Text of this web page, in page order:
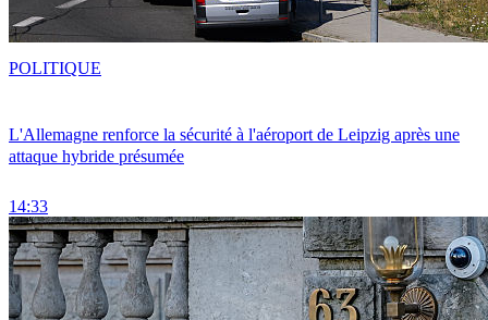
L'Allemagne renforce la sécurité à l'aéroport de Leipzig après une
attaque hybride présumée
14:33
POLITIQUE